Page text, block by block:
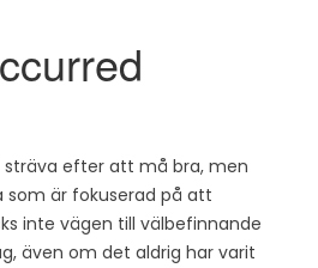
sträva efter att må bra, men
som är fokuserad på att
inte vägen till välbefinnande
även om det aldrig har varit